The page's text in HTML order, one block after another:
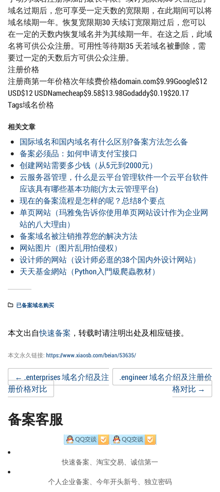
域名过期后，您可享受一定天数的宽限期，在此期间可以将
域名续期一年。恢复宽限期30 天续订宽限期过后，您可以
在一定的天数内恢复域名并为其续期一年。在这之后，此域
名将可供公众注册。可用性等待期35 天若域名被删除，需
要过一定的天数后方可供公众注册。
注册价格
注册商第一年价格次年续费价格domain.com$9.99Google$12
USD$12 USDNamecheap$9.58$13.98Godaddy$0.19$20.17
Tags域名价格
相关文章
国际域名和国内域名有什么区别?备案方法怎么备
备案必须品：如何申请支付宝接口
创建网站需要多少钱（从5元到2000元）
云服务器管理，什么是云平台管理软件一个云平台软件
应该具有哪些基本功能(方太云管理平台)
现在的备案流程是怎样的呢？总结8个要点
单页网站（玛雅兔告诉你使用单页网站设计作为企业网
站的八大理由）
备案域名被注销推荐您的解决方法
网站图片（图片乱用怕侵权）
设计师的网站（设计师必逛的38个国内外设计网站）
天天基金網站（Python入門級爬蟲教材）
已备案域名购买
本文出自快速备案 ，转载时请注明出处及相应链接。
本文永久链接: https://www.xiaosb.com/beian/53635/
Post
navigation
← .enterprises 域名介绍及注
册价格对比
.engineer 域名介绍及注册价
格对比→
备案客服
快速备案、淘宝交易、诚信第一
个人企业备案、今年开头新号、独立密码